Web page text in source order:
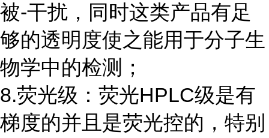
被-干扰，同时这类产品有足
够的透明度使之能用于分子生
物学中的检测；
8.荧光级：荧光HPLC级是有
梯度的并且是荧光控的，特别